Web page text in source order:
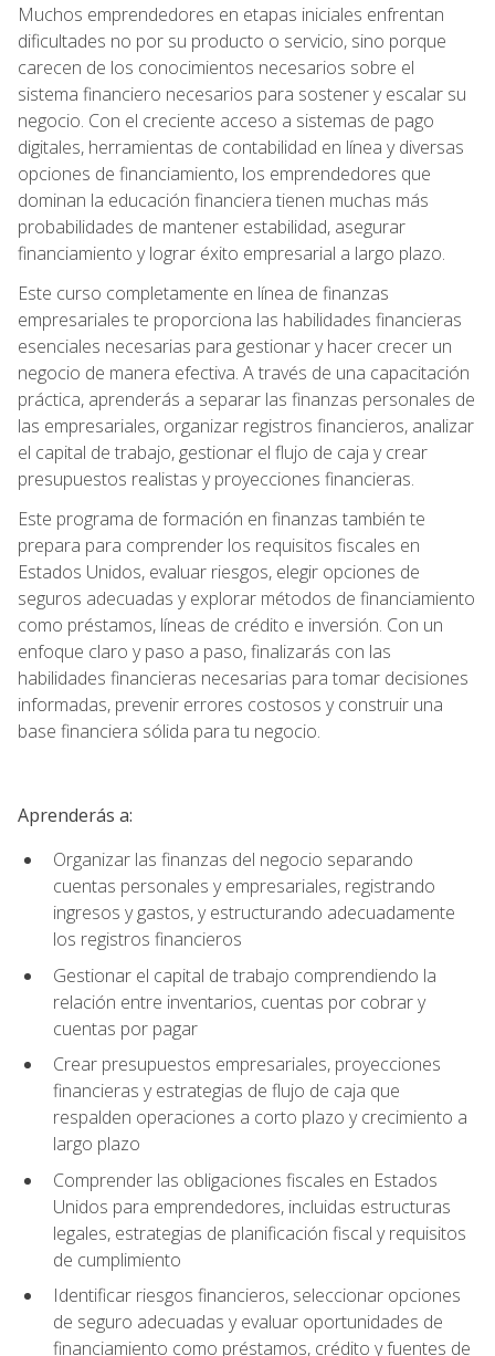
Muchos emprendedores en etapas iniciales enfrentan
dificultades no por su producto o servicio, sino porque
carecen de los conocimientos necesarios sobre el
sistema financiero necesarios para sostener y escalar su
negocio. Con el creciente acceso a sistemas de pago
digitales, herramientas de contabilidad en línea y diversas
opciones de financiamiento, los emprendedores que
dominan la educación financiera tienen muchas más
probabilidades de mantener estabilidad, asegurar
financiamiento y lograr éxito empresarial a largo plazo.
Este curso completamente en línea de finanzas
empresariales te proporciona las habilidades financieras
esenciales necesarias para gestionar y hacer crecer un
negocio de manera efectiva. A través de una capacitación
práctica, aprenderás a separar las finanzas personales de
las empresariales, organizar registros financieros, analizar
el capital de trabajo, gestionar el flujo de caja y crear
presupuestos realistas y proyecciones financieras.
Este programa de formación en finanzas también te
prepara para comprender los requisitos fiscales en
Estados Unidos, evaluar riesgos, elegir opciones de
seguros adecuadas y explorar métodos de financiamiento
como préstamos, líneas de crédito e inversión. Con un
enfoque claro y paso a paso, finalizarás con las
habilidades financieras necesarias para tomar decisiones
informadas, prevenir errores costosos y construir una
base financiera sólida para tu negocio.
Aprenderás a:
Organizar las finanzas del negocio separando
cuentas personales y empresariales, registrando
ingresos y gastos, y estructurando adecuadamente
los registros financieros
Gestionar el capital de trabajo comprendiendo la
relación entre inventarios, cuentas por cobrar y
cuentas por pagar
Crear presupuestos empresariales, proyecciones
financieras y estrategias de flujo de caja que
respalden operaciones a corto plazo y crecimiento a
largo plazo
Comprender las obligaciones fiscales en Estados
Unidos para emprendedores, incluidas estructuras
legales, estrategias de planificación fiscal y requisitos
de cumplimiento
Identificar riesgos financieros, seleccionar opciones
de seguro adecuadas y evaluar oportunidades de
financiamiento como préstamos, crédito y fuentes de